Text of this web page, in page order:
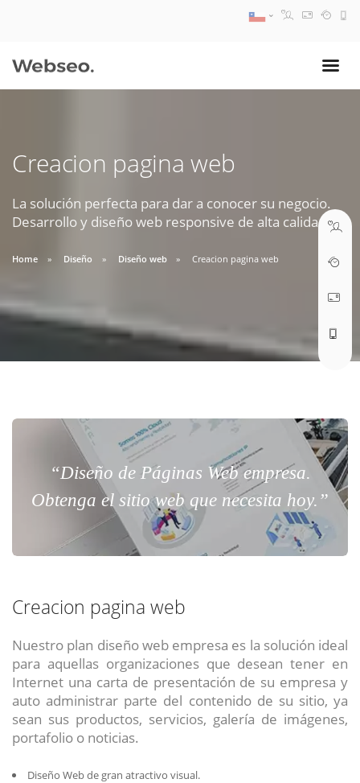
Creacion pagina web
La solución perfecta para dar a conocer su negocio.
Desarrollo y diseño web responsive de alta calidad.
Home Diseño Diseño web Creacion pagina web
“Diseño de Páginas Web empresa.
Obtenga el sitio web que necesita hoy.”
Creacion pagina web
Nuestro plan diseño web empresa es la solución ideal
para aquellas organizaciones que desean tener en
Internet una carta de presentación de su empresa y
auto administrar parte del contenido de su sitio, ya
sean sus productos, servicios, galería de imágenes,
portafolio o noticias.
Diseño Web de gran atractivo visual.
09:30 AM A 18:30 PM
soporte@webseo.cl